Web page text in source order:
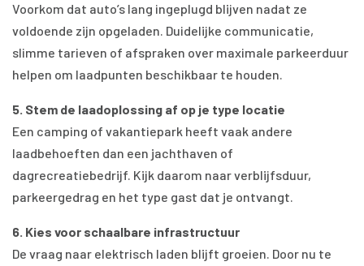
Voorkom dat auto’s lang ingeplugd blijven nadat ze
voldoende zijn opgeladen. Duidelijke communicatie,
slimme tarieven of afspraken over maximale parkeerduur
helpen om laadpunten beschikbaar te houden.
5. Stem de laadoplossing af op je type locatie
Een camping of vakantiepark heeft vaak andere
laadbehoeften dan een jachthaven of
dagrecreatiebedrijf. Kijk daarom naar verblijfsduur,
parkeergedrag en het type gast dat je ontvangt.
6. Kies voor schaalbare infrastructuur
De vraag naar elektrisch laden blijft groeien. Door nu te